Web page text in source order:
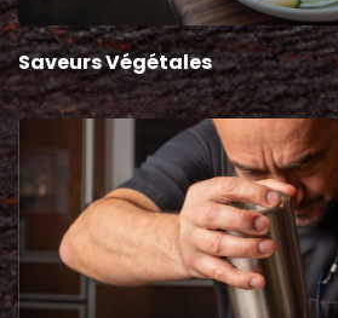
Saveurs Végétales